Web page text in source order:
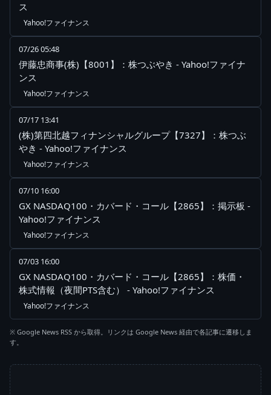
ス
Yahoo!ファイナンス
07/26 05:48
伊藤忠商事(株)【8001】：株つぶやき - Yahoo!ファイナ
ンス
Yahoo!ファイナンス
07/17 13:41
(株)第四北越フィナンシャルグループ【7327】：株つぶ
やき - Yahoo!ファイナンス
Yahoo!ファイナンス
07/10 16:00
GX NASDAQ100・カバード・コール【2865】：掲示板 -
Yahoo!ファイナンス
Yahoo!ファイナンス
07/03 16:00
GX NASDAQ100・カバード・コール【2865】：株価・
株式情報（夜間PTS含む） - Yahoo!ファイナンス
Yahoo!ファイナンス
※ Google News RSS から取得。リンクは Google News 経由で各記事に遷移しま
す。